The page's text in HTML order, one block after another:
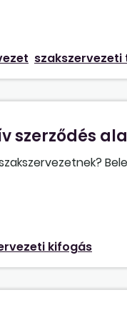
szeretnénk, hogy
szakszervezeti
szerződés
kifogás